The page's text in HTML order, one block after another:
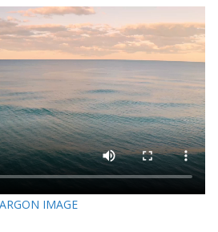
ARGON IMAGE